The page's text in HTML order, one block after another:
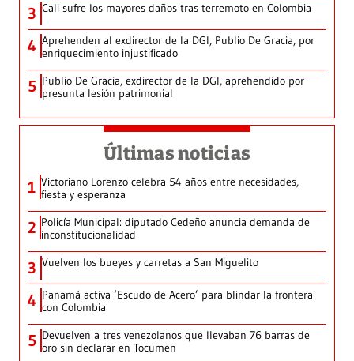
3 Cali sufre los mayores daños tras terremoto en Colombia
4 Aprehenden al exdirector de la DGI, Publio De Gracia, por
enriquecimiento injustificado
5 Publio De Gracia, exdirector de la DGI, aprehendido por
presunta lesión patrimonial
Últimas noticias
1 Victoriano Lorenzo celebra 54 años entre necesidades,
fiesta y esperanza
2 Policía Municipal: diputado Cedeño anuncia demanda de
inconstitucionalidad
3 Vuelven los bueyes y carretas a San Miguelito
4 Panamá activa ‘Escudo de Acero’ para blindar la frontera
con Colombia
5 Devuelven a tres venezolanos que llevaban 76 barras de
oro sin declarar en Tocumen